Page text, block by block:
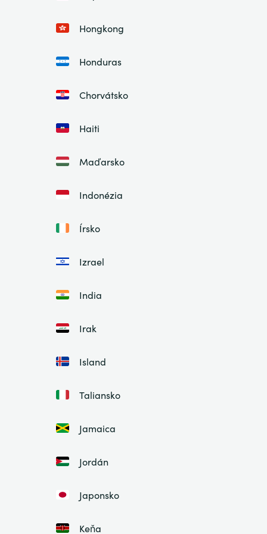
Hongkong
Honduras
Chorvátsko
Haiti
Maďarsko
Indonézia
Írsko
Izrael
India
Irak
Island
Taliansko
Jamaica
Jordán
Japonsko
Keňa